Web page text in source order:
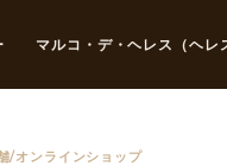
マルコ・デ・ヘレス（ヘレ
/オンラインショップ